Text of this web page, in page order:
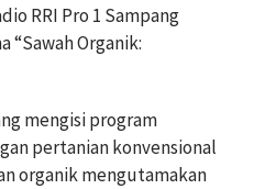
RRI Pro 1 Sampang
“Sawah Organik:
mengisi program
pertanian konvensional
organik mengutamakan